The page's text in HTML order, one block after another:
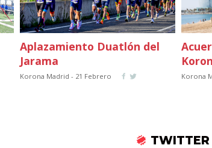
Aplazamiento Duatlón del
Jarama
Korona Madrid - 21 Febrero Korona
TWITTER